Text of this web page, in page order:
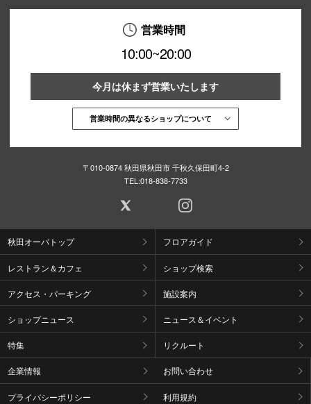
営業時間
10:00~20:00
今月は休まず営業いたします
営業時間の異なるショップについて
〒010-0874 秋田県秋田市 千秋久保田町4-2
TEL:018-838-7733
秋田オーパトップ フロアガイド
レストラン＆カフェ ショップ検索
アクセス・パーキング 施設案内
ショップニュース ニュース＆イベント
特集 リクルート
企業情報 お問い合わせ
プライバシーポリシー 利用規約